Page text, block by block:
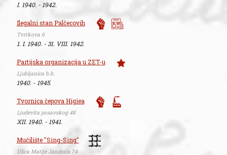
I. 1940. - 1942.
Ilegalni stan Palčecovih
Tvrtkova 6
1. I. 1940. - 31. VIII. 1942.
Partijska organizacija u ZET-u
Ljubljanica b.b.
1940. - 1945.
Tvornica čepova Higiea
Ljudevita posavskog 48
XII. 1940. - 1941.
Mučilište "Sing-Sing"
Ulica Matije Jandrića 74